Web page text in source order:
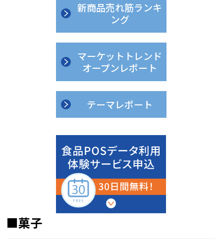
新商品売れ筋ランキ
ング
マーケットトレンド
オープンレポート
テーマレポート
■菓子